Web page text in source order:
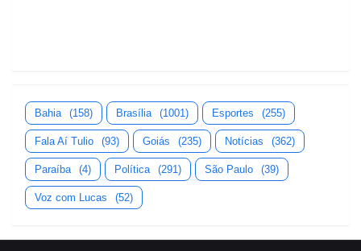
Bahia (158) Brasília (1001) Esportes (255)
Fala Aí Tulio (93) Goiás (235) Notícias (362)
Paraíba (4) Política (291) São Paulo (39)
Voz com Lucas (52)